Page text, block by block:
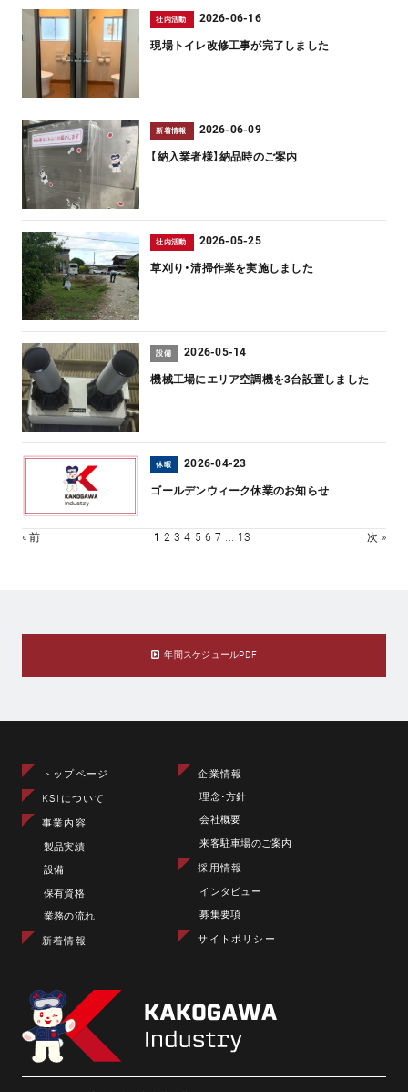
社内活動 2026-06-16
現場トイレ改修工事が完了しました
新着情報 2026-06-09
【納入業者様】納品時のご案内
社内活動 2026-05-25
草刈り・清掃作業を実施しました
設備 2026-05-14
機械工場にエリア空調機を3台設置しました
休暇 2026-04-23
ゴールデンウィーク休業のお知らせ
« 前 1 2 3 4 5 6 7 ... 13 次 »
年間スケジュールPDF
トップページ
KSIについて
事業内容
製品実績
設備
保有資格
業務の流れ
新着情報
企業情報
理念･方針
会社概要
来客駐車場のご案内
採用情報
インタビュー
募集要項
サイトポリシー